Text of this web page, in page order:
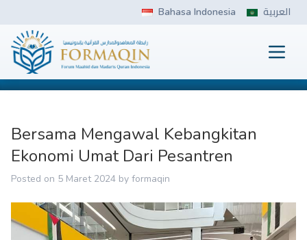
content
Bahasa Indonesia العربية
FORMAQIN
Bersama Mengawal Kebangkitan
Ekonomi Umat Dari Pesantren
Posted on 5 Maret 2024 by formaqin